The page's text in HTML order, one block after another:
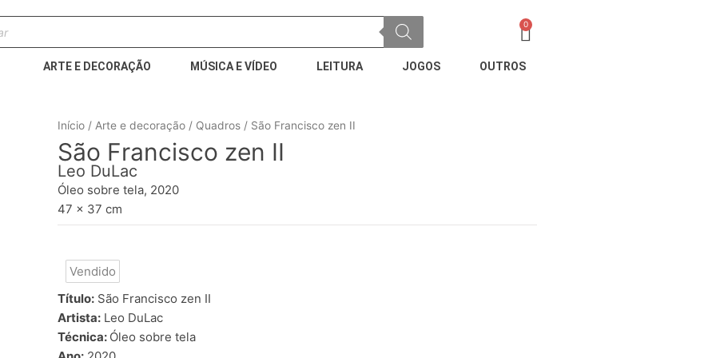
0
Carrinho
ARTE E DECORAÇÃO MÚSICA E VÍDEO LEITURA JOGOS OUTROS
Início / Arte e decoração / Quadros / São Francisco zen II
São Francisco zen II
Leo DuLac
Óleo sobre tela, 2020
47 x 37 cm
Vendido
Título: São Francisco zen II
Artista: Leo DuLac
Técnica: Óleo sobre tela